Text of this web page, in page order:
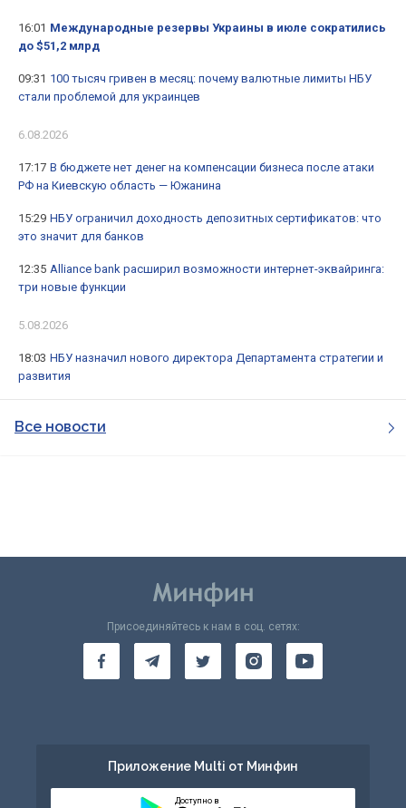
16:01 Международные резервы Украины в июле сократились
до $51,2 млрд
09:31 100 тысяч гривен в месяц: почему валютные лимиты НБУ
стали проблемой для украинцев
6.08.2026
17:17 В бюджете нет денег на компенсации бизнеса после атаки
РФ на Киевскую область — Южанина
15:29 НБУ ограничил доходность депозитных сертификатов: что
это значит для банков
12:35 Alliance bank расширил возможности интернет-эквайринга:
три новые функции
5.08.2026
18:03 НБУ назначил нового директора Департамента стратегии и
развития
Все новости
Присоединяйтесь к нам в соц. сетях:
Приложение Multi от Минфин
Доступно в